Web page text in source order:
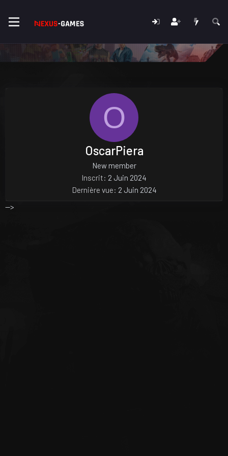
O
OscarPiera
New member
Inscrit
2 Juin 2024
Dernière vue
2 Juin 2024
-->